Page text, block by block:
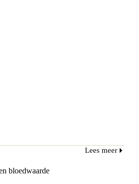
Lees meer